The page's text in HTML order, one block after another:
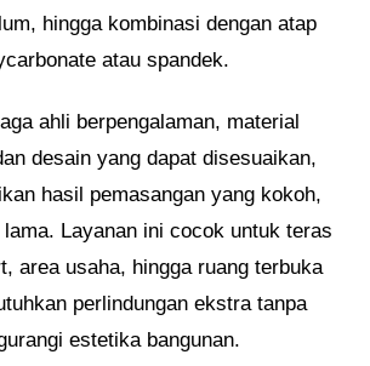
hingga kombinasi dengan atap
atau spandek.
ahli berpengalaman, material
desain yang dapat disesuaikan,
hasil pemasangan yang kokoh,
Layanan ini cocok untuk teras
area usaha, hingga ruang terbuka
perlindungan ekstra tanpa
estetika bangunan.